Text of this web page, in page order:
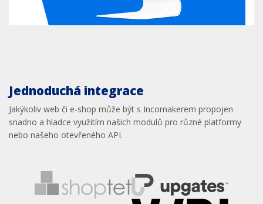
Jednoduchá integrace
Jakýkoliv web či e-shop může být s Incomakerem propojen
snadno a hladce využitím našich modulů pro různé platformy
nebo našeho otevřeného API.